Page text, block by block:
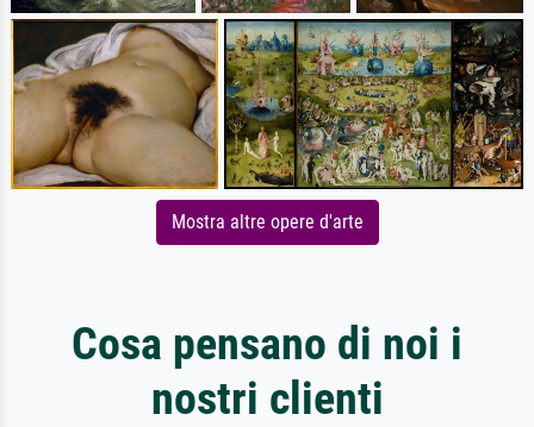
Mostra altre opere d'arte
Cosa pensano di noi i
nostri clienti